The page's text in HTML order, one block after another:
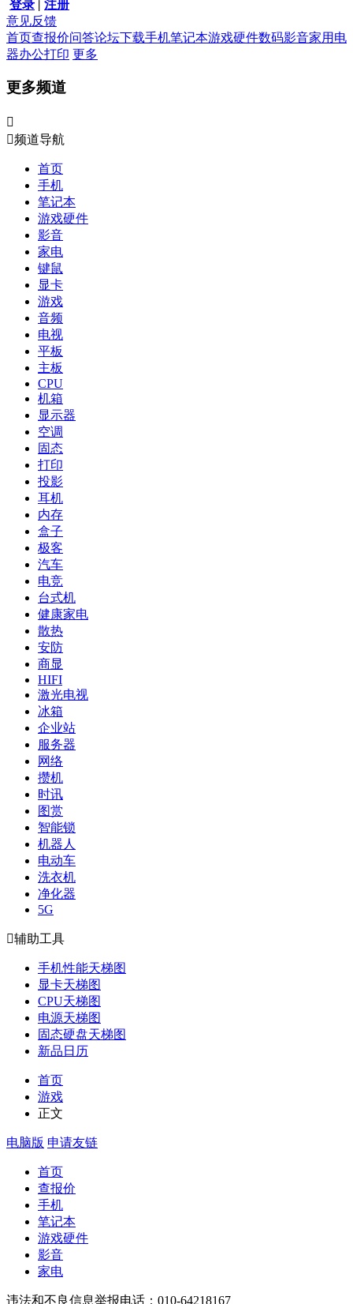
登录 | 注册
意见反馈
首页查报价问答论坛下载手机笔记本游戏硬件数码影音家用电
器办公打印 更多
更多频道

频道导航
首页
手机
笔记本
游戏硬件
影音
家电
键鼠
显卡
游戏
音频
电视
平板
主板
CPU
机箱
显示器
空调
固态
打印
投影
耳机
内存
盒子
极客
汽车
电竞
台式机
健康家电
散热
安防
商显
HIFI
激光电视
冰箱
企业站
服务器
网络
攒机
时讯
图赏
智能锁
机器人
电动车
洗衣机
净化器
5G
辅助工具
手机性能天梯图
显卡天梯图
CPU天梯图
电源天梯图
固态硬盘天梯图
新品日历
首页
游戏
正文
电脑版 申请友链
首页
查报价
手机
笔记本
游戏硬件
影音
家电
违法和不良信息举报电话：010-64218167